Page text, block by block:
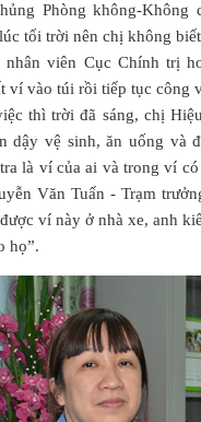
Phòng không-Không
tối trời nên chị không
viên Cục Chính trị
ví vào túi rồi tiếp tục công
thì trời đã sáng, chị
dậy vệ sinh, ăn uống và
là ví của ai và trong ví
Văn Tuấn - Trạm
ví này ở nhà xe, anh
họ”.